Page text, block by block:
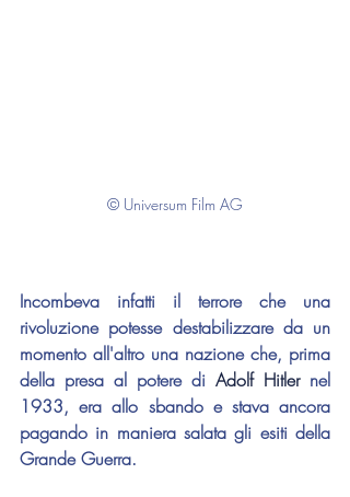
© Universum Film AG
Incombeva infatti il terrore che una
rivoluzione potesse destabilizzare da un
momento all'altro una nazione che, prima
della presa al potere di Adolf Hitler nel
1933, era allo sbando e stava ancora
pagando in maniera salata gli esiti della
Grande Guerra.